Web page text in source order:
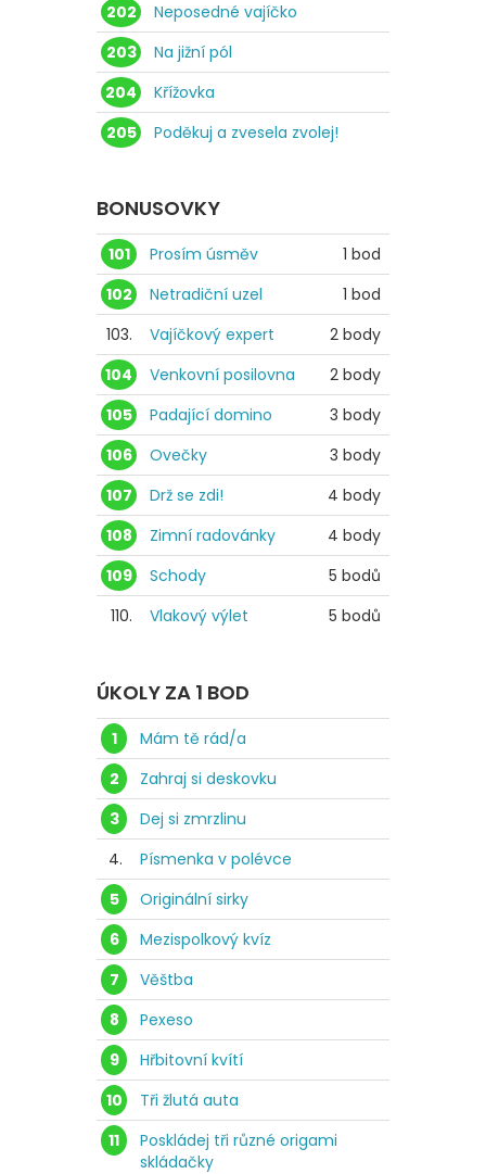
202
Neposedné vajíčko
203
Na jižní pól
204
Křížovka
205
Poděkuj a zvesela zvolej!
BONUSOVKY
101 Prosím úsměv
1 bod
102
Netradiční uzel
1 bod
103.
Vajíčkový expert
2 body
104
Venkovní posilovna
2 body
105
Padající domino
3 body
106
Ovečky
3 body
107
Drž se zdi!
4 body
108
Zimní radovánky
4 body
109
Schody
5 bodů
110.
Vlakový výlet 5 bodů
ÚKOLY ZA 1 BOD
1
Mám tě rád/a
2
Zahraj si deskovku
3
Dej si zmrzlinu
4.
Písmenka v polévce
5
Originální sirky
6
Mezispolkový kvíz
7
Věštba
8
Pexeso
9
Hřbitovní kvítí
10
Tři žlutá auta
11
Poskládej tři různé origami
skládačky